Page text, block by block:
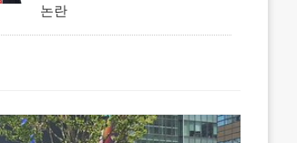
논란